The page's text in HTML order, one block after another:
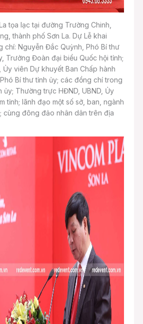
tọa lạc tại đường Trường Chinh,
thành phố Sơn La. Dự Lễ khai
chí: Nguyễn Đắc Quỳnh, Phó Bí thư
Trưởng Đoàn đại biểu Quốc hội tỉnh;
viên Dự khuyết Ban Chấp hành
Bí thư tỉnh ủy; các đồng chí trong
ủy; Thường trực HĐND, UBND, Ủy
tỉnh; lãnh đạo một số sở, ban, ngành
cùng đông đảo nhân dân trên địa